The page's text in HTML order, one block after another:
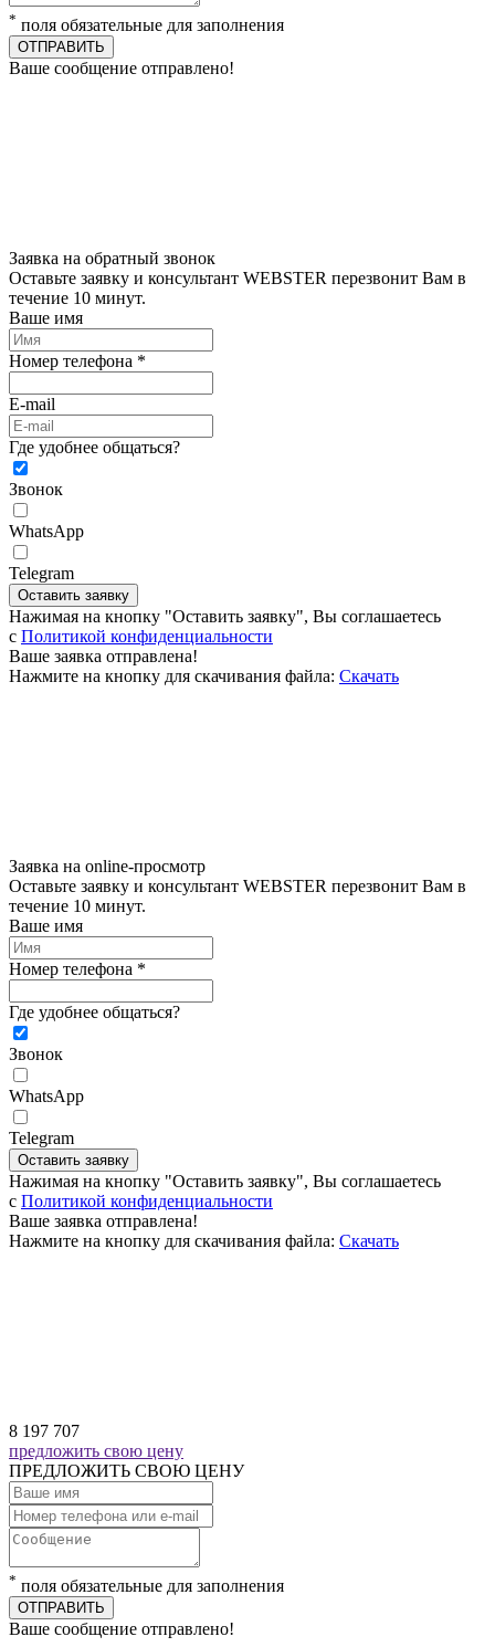
* поля обязательные для заполнения
ОТПРАВИТЬ
Ваше сообщение отправлено!
Заявка на обратный звонок
Оставьте заявку и консультант WEBSTER перезвонит Вам в
течение 10 минут.
Ваше имя
Номер телефона *
E-mail
Где удобнее общаться?
Звонок
WhatsApp
Telegram
Оставить заявку
Нажимая на кнопку "Оставить заявку", Вы соглашаетесь
c Политикой конфиденциальности
Ваше заявка отправлена!
Нажмите на кнопку для скачивания файла: Скачать
Заявка на online-просмотр
Оставьте заявку и консультант WEBSTER перезвонит Вам в
течение 10 минут.
Ваше имя
Номер телефона *
Где удобнее общаться?
Звонок
WhatsApp
Telegram
Оставить заявку
Нажимая на кнопку "Оставить заявку", Вы соглашаетесь
c Политикой конфиденциальности
Ваше заявка отправлена!
Нажмите на кнопку для скачивания файла: Скачать
8 197 707
предложить свою цену
ПРЕДЛОЖИТЬ СВОЮ ЦЕНУ
* поля обязательные для заполнения
ОТПРАВИТЬ
Ваше сообщение отправлено!